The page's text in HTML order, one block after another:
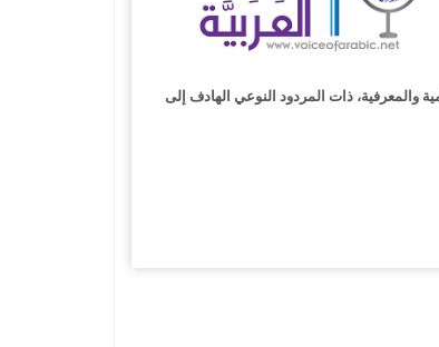
وتثمين منجزاتهم العلمية والمعرفية، ذات المردود النوعي الهادف إلى